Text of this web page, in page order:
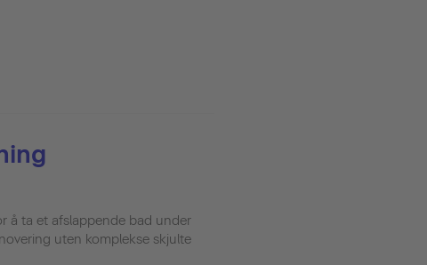
å ta et afslappende bad under
uten komplekse skjulte